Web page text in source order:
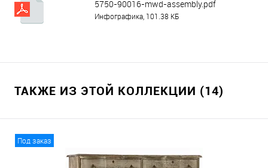
5750-90016-mwd-assembly.pdf
Инфографика, 101.38 КБ
ТАКЖЕ ИЗ ЭТОЙ КОЛЛЕКЦИИ (14)
Под заказ